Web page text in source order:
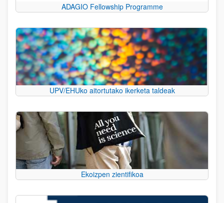
ADAGIO Fellowship Programme
UPV/EHUko aitortutako ikerketa taldeak
Ekoizpen zientifikoa